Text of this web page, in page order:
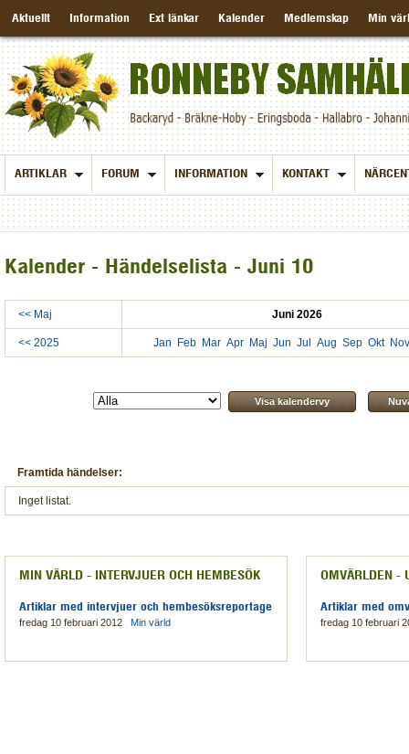
Aktuellt Information Ext länkar Kalender Medlemskap Min
ARTIKLAR FORUM INFORMATION KONTAKT
Kalender - Händelselista - Juni 10
<< Maj Juni 2026
<< 2025 Jan Feb Mar Apr Maj Jun Jul Aug Sep Okt Nov
Framtida händelser:
Inget listat.
MIN VÄRLD - INTERVJUER OCH HEMBESÖK
Artiklar med intervjuer och hembesöksreportage
fredag 10 februari 2012 Min värld
OMVÄRLDEN -
Artiklar med
fredag 10 februari